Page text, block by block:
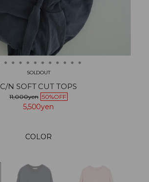
SOLDOUT
C/N SOFT CUT TOPS
11,000yen 50%OFF
5,500yen
COLOR